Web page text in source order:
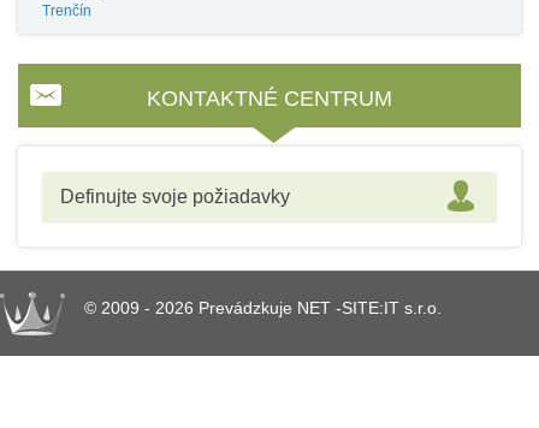
Trenčín
KONTAKTNÉ CENTRUM
Definujte svoje požiadavky
© 2009 - 2026 Prevádzkuje NET -SITE:IT s.r.o.